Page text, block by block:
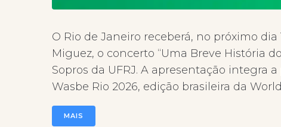
O Rio de Janeiro receberá, no próximo dia
Miguez, o concerto “Uma Breve História
Sopros da UFRJ. A apresentação integra
Wasbe Rio 2026, edição brasileira da
MAIS